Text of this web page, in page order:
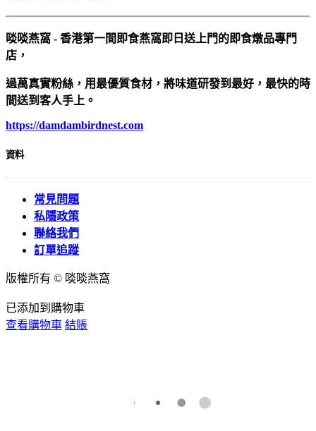
啖啖燕窩 - 香港第一間即食燕窩即日送上門的即食燉品專門
店，
過萬真實粉絲，用最優質食材，將味道研發到最好，最快的時
間送到客人手上。
https://damdambirdnest.com​
資料
常見問題
私隱政策
聯絡我們
訂單追蹤
版權所有 © 啖啖燕窩
已添加到購物車
查看購物車 結賬